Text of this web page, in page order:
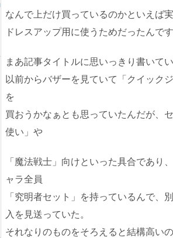
なんで上だけ買っているのかといえば実
ドレスアップ用に使うためだったんです
まあ記事タイトルに思いっきり書いてい
以前からバザーを見ていて「クイック
を
買おうかなぁとも思っていたんだが、
使い」や
「魔法戦士」向けといった具合であり
ャラ全員
「究明者セット」を持っているんで、
入を見送っていた。
それなりのものをそろえると結構高い